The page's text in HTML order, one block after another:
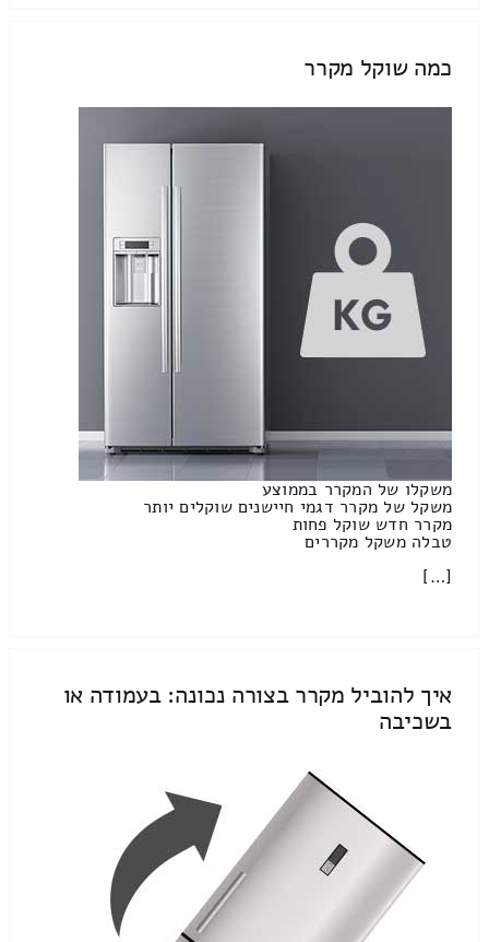
כמה שוקל מקרר
משקלו של המקרר בממוצע
משקל של מקרר דגמי חיישנים שוקלים יותר
מקרר חדש שוקל פחות
טבלה משקל מקררים
[…]
איך להוביל מקרר בצורה נכונה: בעמודה או
בשכיבה